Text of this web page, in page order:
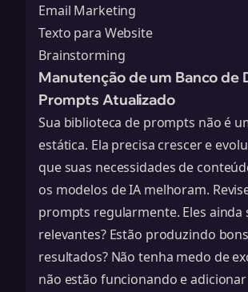
Email Marketing
Texto para Website
Brainstorming
Manutenção de um Banco de
Prompts Atualizado
Sua biblioteca de prompts não é
estática. Ela precisa crescer e
que suas necessidades de
os modelos de IA melhoram.
prompts regularmente. Eles ainda
relevantes? Estão produzindo bons
resultados? Não tenha medo de
não estão funcionando e